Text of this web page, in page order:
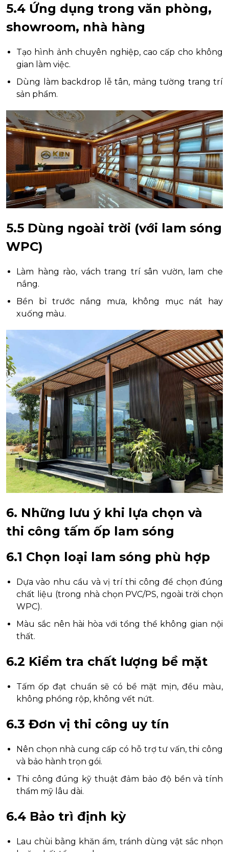
5.4 Ứng dụng trong văn phòng,
showroom, nhà hàng
Tạo hình ảnh chuyên nghiệp, cao cấp cho không
gian làm việc.
Dùng làm backdrop lễ tân, mảng tường trang trí
sản phẩm.
5.5 Dùng ngoài trời (với lam sóng
WPC)
Làm hàng rào, vách trang trí sân vườn, lam che
nắng.
Bền bỉ trước nắng mưa, không mục nát hay
xuống màu.
6. Những lưu ý khi lựa chọn và
thi công tấm ốp lam sóng
6.1 Chọn loại lam sóng phù hợp
Dựa vào nhu cầu và vị trí thi công để chọn đúng
chất liệu (trong nhà chọn PVC/PS, ngoài trời chọn
WPC).
Màu sắc nên hài hòa với tổng thể không gian nội
thất.
6.2 Kiểm tra chất lượng bề mặt
Tấm ốp đạt chuẩn sẽ có bề mặt mịn, đều màu,
không phồng rộp, không vết nứt.
6.3 Đơn vị thi công uy tín
Nên chọn nhà cung cấp có hỗ trợ tư vấn, thi công
và bảo hành trọn gói.
Thi công đúng kỹ thuật đảm bảo độ bền và tính
thẩm mỹ lâu dài.
6.4 Bảo trì định kỳ
Lau chùi bằng khăn ẩm, tránh dùng vật sắc nhọn